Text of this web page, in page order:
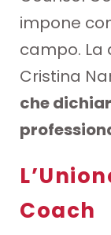
impone
campo. La
Cristina
che
Coach